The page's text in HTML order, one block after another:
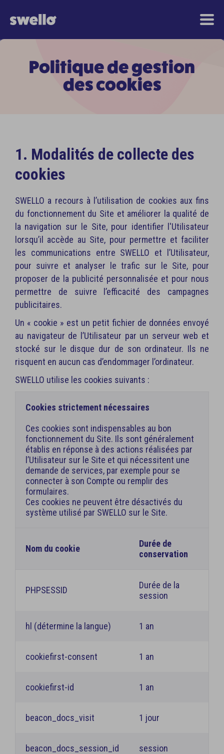
Politique de gestion
des cookies
1. Modalités de collecte des
cookies
SWELLO a recours à l’utilisation de cookies aux fins
du fonctionnement du Site et améliorer la qualité de
la navigation sur le Site, pour identifier l'Utilisateur
lorsqu’il accède au Site, pour permettre et faciliter
les communications entre SWELLO et l’Utilisateur,
pour suivre et analyser le trafic sur le Site, pour
proposer de la publicité personnalisée et pour nous
permettre de suivre l’efficacité des campagnes
publicitaires.
Un « cookie » est un petit fichier de données envoyé
au navigateur de l’Utilisateur par un serveur web et
stocké sur le disque dur de son ordinateur. Ils ne
risquent en aucun cas d’endommager l’ordinateur.
SWELLO utilise les cookies suivants :
Cookies strictement nécessaires
Ces cookies sont indispensables au bon
fonctionnement du Site. Ils sont généralement
établis en réponse à des actions réalisées par
l’Utilisateur sur le Site et qui nécessitent une
demande de services, par exemple pour se
connecter à son Compte ou remplir des
formulaires.
Ces cookies ne peuvent être désactivés du
système utilisé par SWELLO sur le Site.
Nom du cookie
Durée de
conservation
PHPSESSID
Durée de la
session
hl (détermine la langue) 1 an
cookiefirst-consent 1 an
cookiefirst-id 1 an
beacon_docs_visit 1 jour
beacon_docs_session_id session